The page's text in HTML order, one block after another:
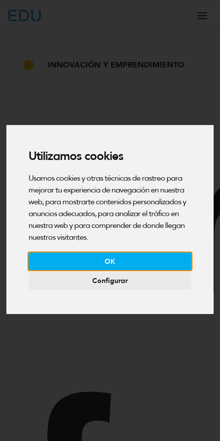
Utilizamos cookies
Usamos cookies y otras técnicas de rastreo para
mejorar tu experiencia de navegación en nuestra
web, para mostrarte contenidos personalizados y
anuncios adecuados, para analizar el tráfico en
nuestra web y para comprender de donde llegan
nuestros visitantes.
OK
Configurar
EDU
INNOVACIÓN Y EMPRENDIMIENTO